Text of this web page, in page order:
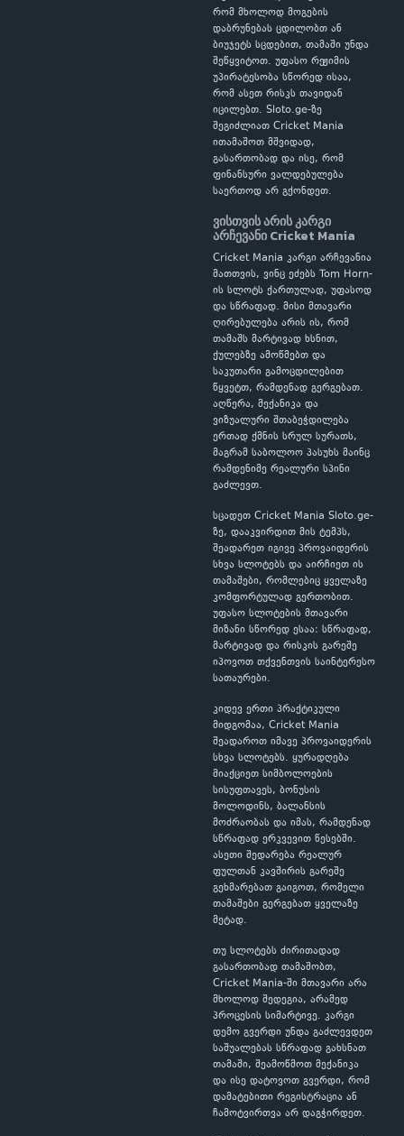
რომ მხოლოდ მოგების
დაბრუნებას ცდილობთ ან
ბიუჯეტს სცდებით, თამაში უნდა
შეწყვიტოთ. უფასო რეჟიმის
უპირატესობა სწორედ ისაა,
რომ ასეთ რისკს თავიდან
იცილებთ. Sloto.ge-ზე
შეგიძლიათ Cricket Mania
ითამაშოთ მშვიდად,
გასართობად და ისე, რომ
ფინანსური ვალდებულება
საერთოდ არ გქონდეთ.
ვისთვის არის კარგი
არჩევანი Cricket Mania
Cricket Mania კარგი არჩევანია
მათთვის, ვინც ეძებს Tom Horn-
ის სლოტს ქართულად, უფასოდ
და სწრაფად. მისი მთავარი
ღირებულება არის ის, რომ
თამაშს მარტივად ხსნით,
ქულებზე ამოწმებთ და
საკუთარი გამოცდილებით
წყვეტთ, რამდენად გერგებათ.
აღწერა, მექანიკა და
ვიზუალური შთაბეჭდილება
ერთად ქმნის სრულ სურათს,
მაგრამ საბოლოო პასუხს მაინც
რამდენიმე რეალური სპინი
გაძლევთ.
სცადეთ Cricket Mania Sloto.ge-
ზე, დააკვირდით მის ტემპს,
შეადარეთ იგივე პროვაიდერის
სხვა სლოტებს და აირჩიეთ ის
თამაშები, რომლებიც ყველაზე
კომფორტულად გერთობით.
უფასო სლოტების მთავარი
მიზანი სწორედ ესაა: სწრაფად,
მარტივად და რისკის გარეშე
იპოვოთ თქვენთვის საინტერესო
სათაურები.
კიდევ ერთი პრაქტიკული
მიდგომაა, Cricket Mania
შეადაროთ იმავე პროვაიდერის
სხვა სლოტებს. ყურადღება
მიაქციეთ სიმბოლოების
სისუფთავეს, ბონუსის
მოლოდინს, ბალანსის
მოძრაობას და იმას, რამდენად
სწრაფად ერკვევით წესებში.
ასეთი შედარება რეალურ
ფულთან კავშირის გარეშე
გეხმარებათ გაიგოთ, რომელი
თამაშები გერგებათ ყველაზე
მეტად.
თუ სლოტებს ძირითადად
გასართობად თამაშობთ,
Cricket Mania-ში მთავარი არა
მხოლოდ შედეგია, არამედ
პროცესის სიმარტივე. კარგი
დემო გვერდი უნდა გაძლევდეთ
საშუალებას სწრაფად გახსნათ
თამაში, შეამოწმოთ მექანიკა
და ისე დატოვოთ გვერდი, რომ
დამატებითი რეგისტრაცია ან
ჩამოტვირთვა არ დაგჭირდეთ.